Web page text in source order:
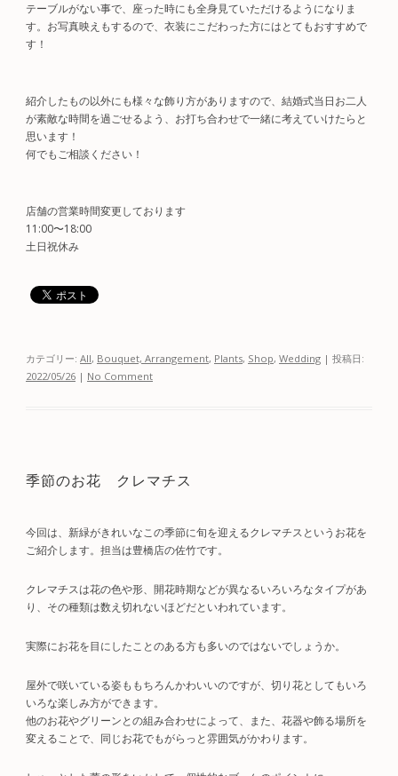
テーブルがない事で、座った時にも全身見ていただけるようになりま
す。お写真映えもするので、衣装にこだわった方にはとてもおすすめで
す！
紹介したもの以外にも様々な飾り方がありますので、結婚式当日お二人
が素敵な時間を過ごせるよう、お打ち合わせで一緒に考えていけたらと
思います！
何でもご相談ください！
店舗の営業時間変更しております
11:00〜18:00
土日祝休み
カテゴリー: All, Bouquet, Arrangement, Plants, Shop, Wedding | 投稿日:
2022/05/26 | No Comment
季節のお花 クレマチス
今回は、新緑がきれいなこの季節に旬を迎えるクレマチスというお花を
ご紹介します。担当は豊橋店の佐竹です。
クレマチスは花の色や形、開花時期などが異なるいろいろなタイプがあ
り、その種類は数え切れないほどだといわれています。
実際にお花を目にしたことのある方も多いのではないでしょうか。
屋外で咲いている姿ももちろんかわいいのですが、切り花としてもいろ
いろな楽しみ方ができます。
他のお花やグリーンとの組み合わせによって、また、花器や飾る場所を
変えることで、同じお花でもがらっと雰囲気がかわります。